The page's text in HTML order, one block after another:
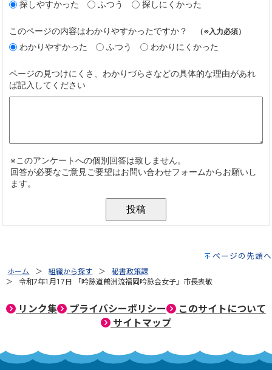
ページの先頭へ
ホーム 組織から探す
秘書政策課
令和7年1月17日 「吟詠道鶴洲流福岡吟詠会女子」市長表敬
リンク集 プライバシーポリシー
このサイトについて
サイトマップ